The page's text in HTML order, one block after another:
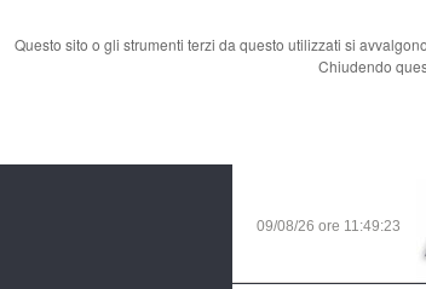
Questo sito o gli strumenti terzi da questo utilizzati si
Chiudendo
09/08/26 ore 11:49:24